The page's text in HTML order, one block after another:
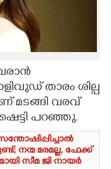
താരം ശില്പ
മടങ്ങി വരവ്
പറഞ്ഞു.
നന്മ മരമല്ല, ഫേക്ക്
സീമ ജി നായർ